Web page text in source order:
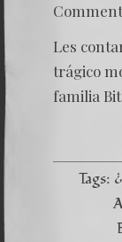
Les
trágico
familia
Tags: